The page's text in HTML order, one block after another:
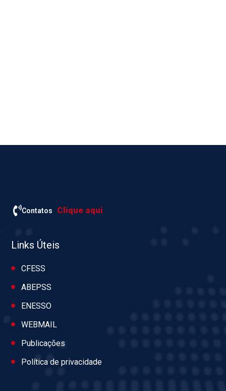
Contatos Clique aqui
Links Úteis
CFESS
ABEPSS
ENESSO
WEBMAIL
Publicações
Política de privacidade